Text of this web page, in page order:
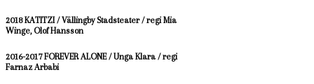
2018 KATITZI / Vällingby Stadsteater / regi Mia
Winge, Olof Hansson
2016-2017 FOREVER ALONE / Unga Klara / regi
Farnaz Arbabi